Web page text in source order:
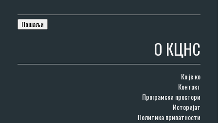
О КЦНС
Ко је ко
Контакт
Програмски простори
Историјат
Политика приватности